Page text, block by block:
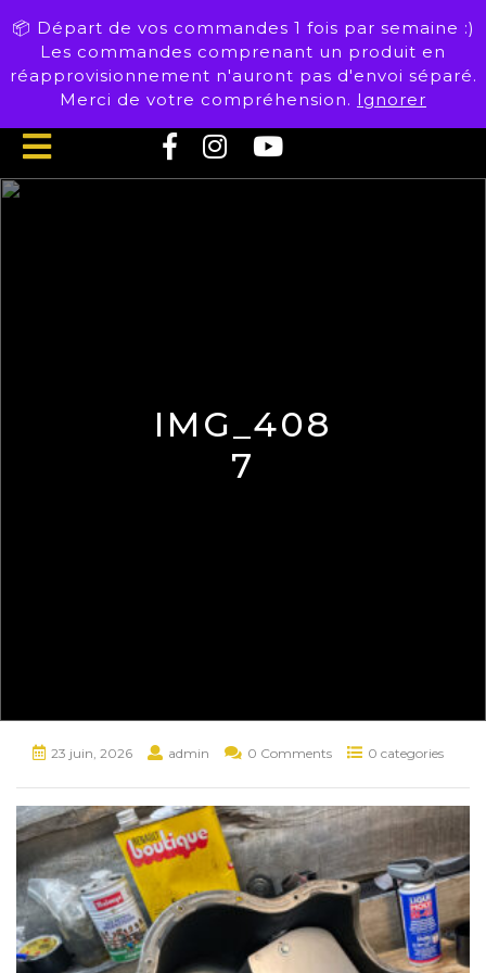
📦 Départ de vos commandes 1 fois par semaine :)
Les commandes comprenant un produit en
réapprovisionnement n'auront pas d'envoi séparé.
Merci de votre compréhension. Ignorer
to
content
Open
IMG_408
7
23 juin, 2026 admin 0 Comments 0 categories